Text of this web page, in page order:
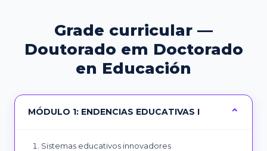
Grade curricular —
Doutorado em Doctorado
en Educación
MÓDULO 1: ENDENCIAS EDUCATIVAS I
Sistemas educativos innovadores